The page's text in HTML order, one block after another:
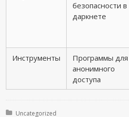
безопасности в
даркнете
Инструменты
Программы для
анонимного
доступа
Posted in:
Uncategorized